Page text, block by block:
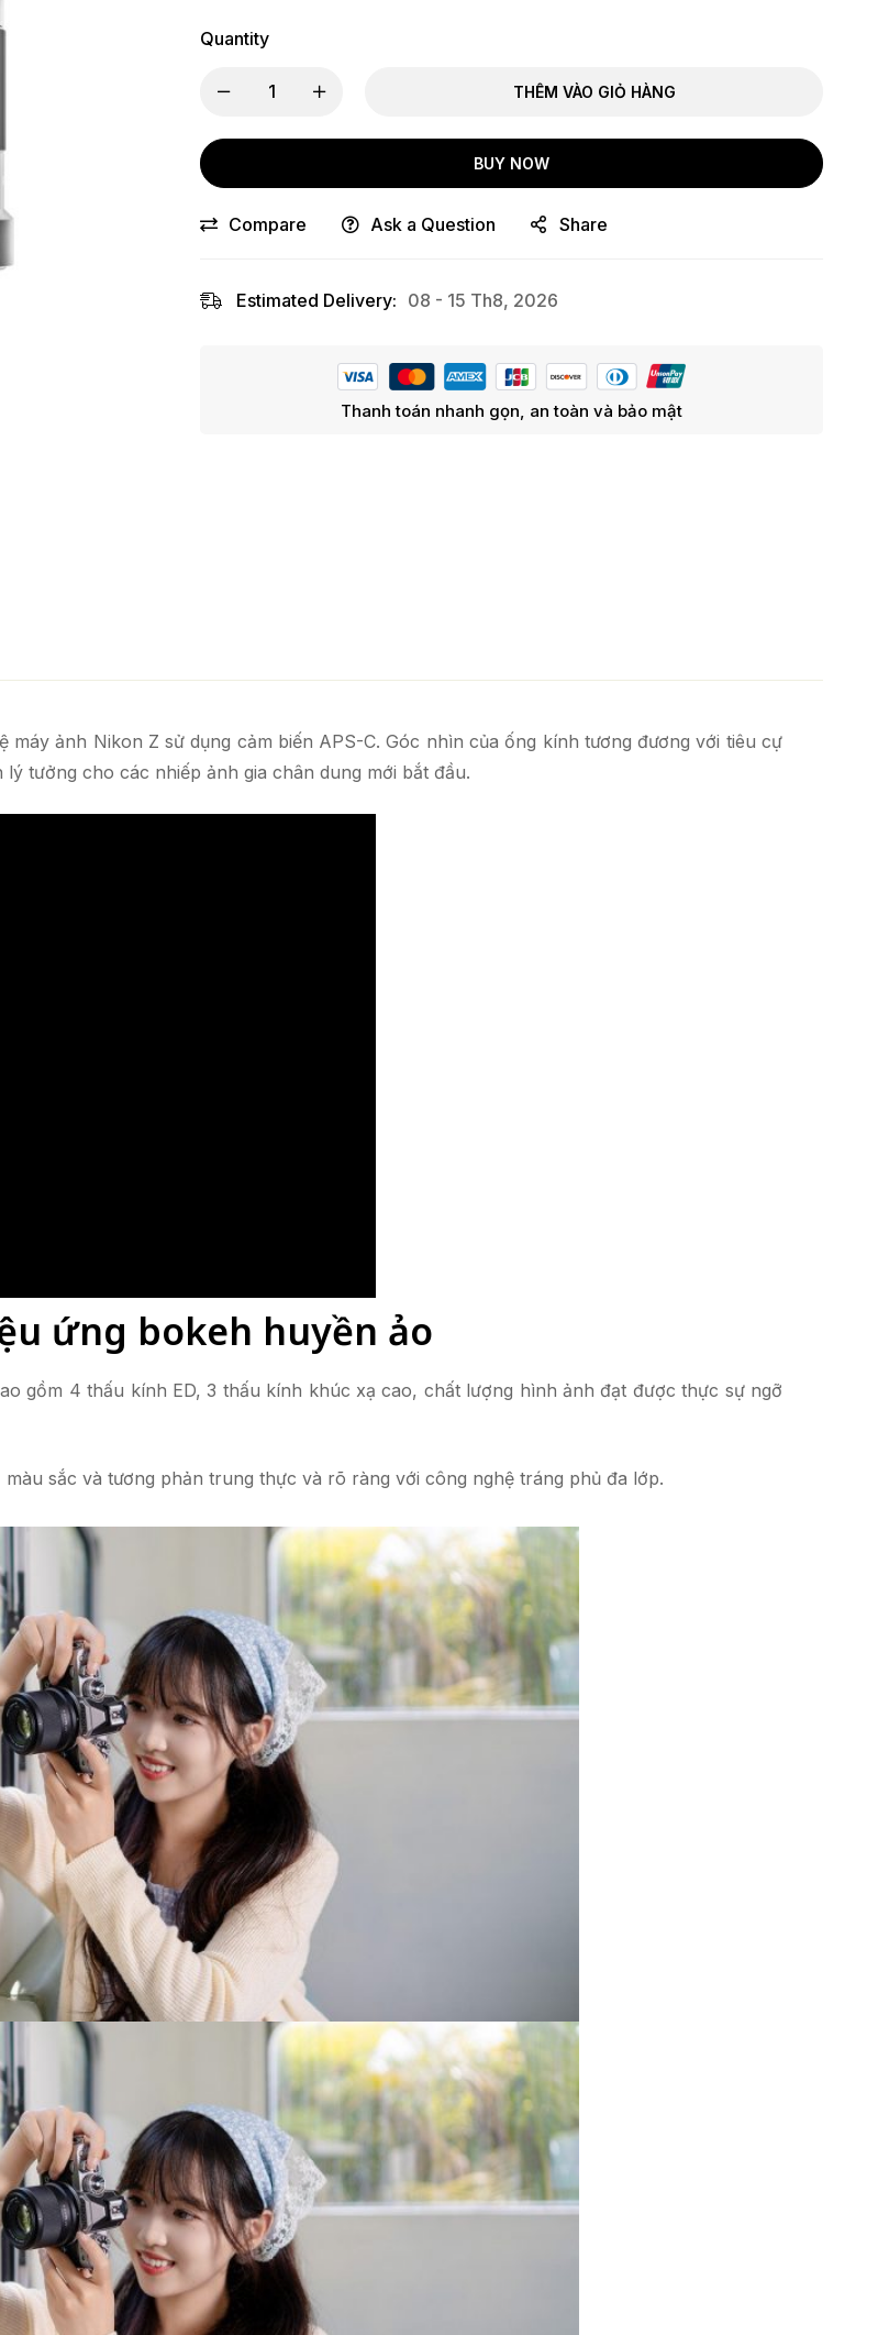
Quantity
THÊM VÀO GIỎ HÀNG
BUY NOW
Compare Ask a Question Share
Estimated Delivery: 08 - 15 Th8, 2026
Thanh toán nhanh gọn, an toàn và bảo mật
máy ảnh Nikon Z sử dụng cảm biến APS-C. Góc nhìn của ống kính tương đương với tiêu cự
tưởng cho các nhiếp ảnh gia chân dung mới bắt đầu.
ứng bokeh huyền ảo
gồm 4 thấu kính ED, 3 thấu kính khúc xạ cao, chất lượng hình ảnh đạt được thực sự ngỡ
sắc và tương phản trung thực và rõ ràng với công nghệ tráng phủ đa lớp.